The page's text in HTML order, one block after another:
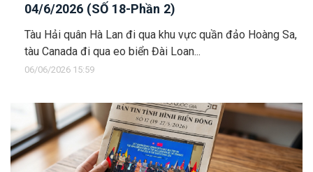
04/6/2026 (SỐ 18-Phần 2)
Tàu Hải quân Hà Lan đi qua khu vực quần đảo Hoàng Sa,
tàu Canada đi qua eo biển Đài Loan...
06/06/2026 15:59